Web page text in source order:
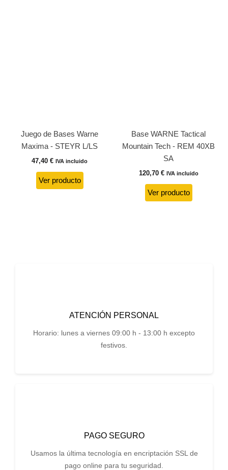
Juego de Bases Warne
Maxima - STEYR L/LS
47,40 € IVA incluido
Ver producto
Base WARNE Tactical
Mountain Tech - REM 40XB
SA
120,70 € IVA incluido
Ver producto
ATENCIÓN PERSONAL
Horario: lunes a viernes 09:00 h - 13:00 h excepto
festivos.
PAGO SEGURO
Usamos la última tecnología en encriptación SSL de
pago online para tu seguridad.